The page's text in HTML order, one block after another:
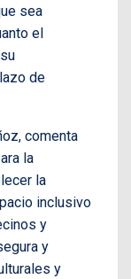
sea
el
de
comenta
la
la
inclusivo
y
y
y